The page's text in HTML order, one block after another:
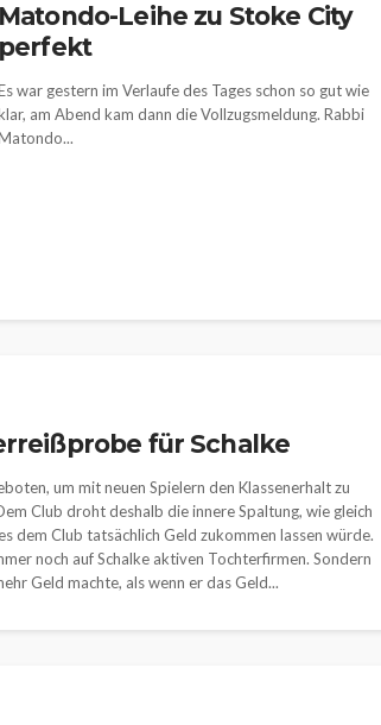
Matondo-Leihe zu Stoke City
perfekt
war gestern im Verlaufe des Tages schon so gut wie
am Abend kam dann die Vollzugsmeldung. Rabbi
für Schalke
um mit neuen Spielern den Klassenerhalt zu
Club droht deshalb die innere Spaltung, wie gleich
dem Club tatsächlich Geld zukommen lassen würde.
noch auf Schalke aktiven Tochterfirmen. Sondern
Geld machte, als wenn er das Geld...